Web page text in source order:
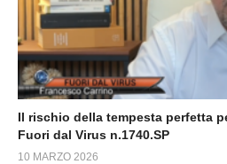
Il rischio della tempesta perfetta
Fuori dal Virus n.1740.SP
10 MARZO 2026